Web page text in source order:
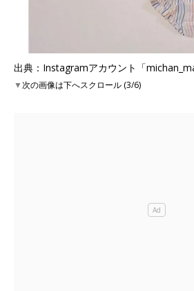
出典：Instagramアカウント「
▼次の画像は下へスクロール (3/6)